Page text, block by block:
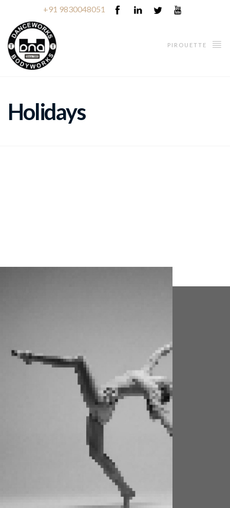
+91 9830048051
PIROUETTE
Holidays